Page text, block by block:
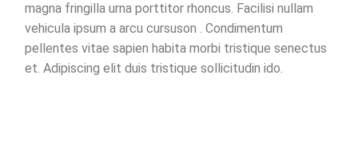
magna fringilla urna porttitor rhoncus. Facilisi nullam
vehicula ipsum a arcu cursuson . Condimentum
pellentes vitae sapien habita morbi tristique senectus
et. Adipiscing elit duis tristique sollicitudin ido.